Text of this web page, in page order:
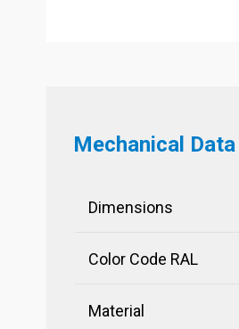
Mechanical Data
Dimensions
Color Code RAL
Material